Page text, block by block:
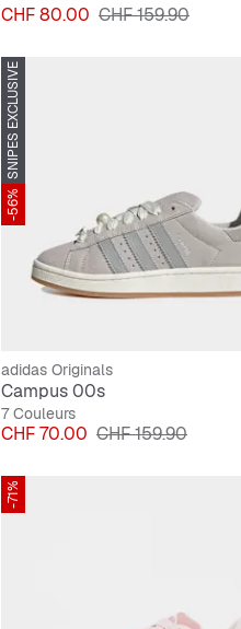
Prix
CHF 80.00 Prix original
CHF 159.90
SNIPES EXCLUSIVE
-56%
adidas Originals
Campus 00s
7 Couleurs
Prix
CHF 70.00 Prix original
CHF 159.90
-71%